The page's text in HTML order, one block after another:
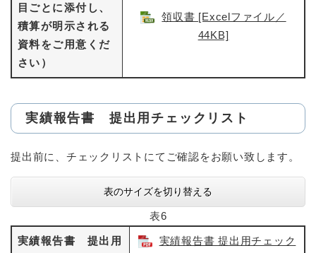
目ごとに添付し、
積算が明示される
資料をご用意くだ
さい）
領収書 [Excelファイル／
44KB]
実績報告書 提出用チェックリスト
提出前に、チェックリストにてご確認をお願い致します。
表のサイズを切り替える
表6
実績報告書 提出用
実績報告書 提出用チェック